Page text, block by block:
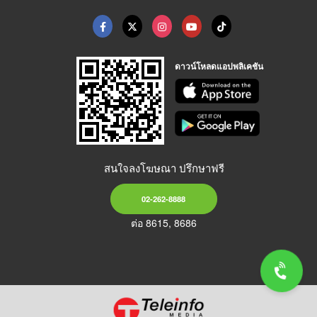
ดาวน์โหลดแอปพลิเคชัน
สนใจลงโฆษณา ปรึกษาฟรี
02-262-8888
ต่อ 8615, 8686